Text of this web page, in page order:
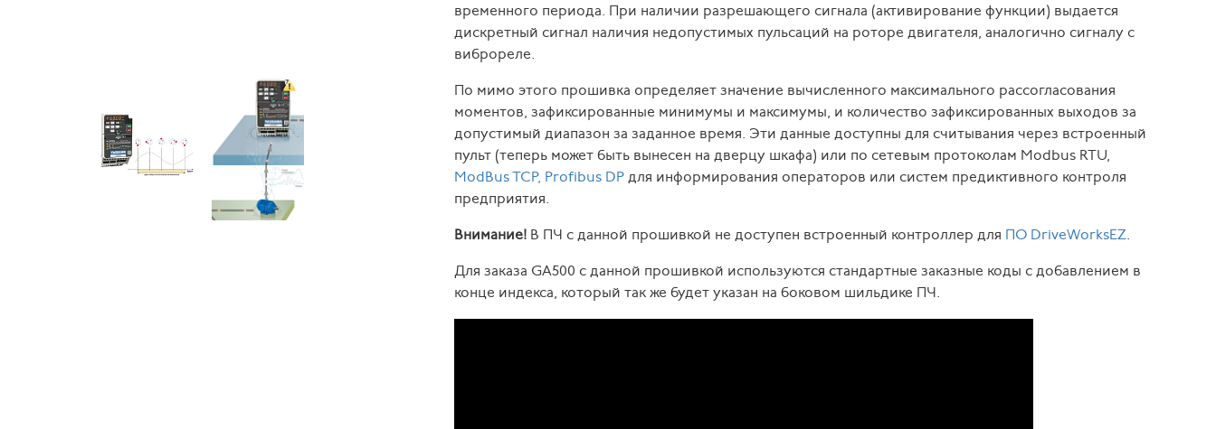
временного периода. При наличии разрешающего сигнала (активирование функции) выдается
дискретный сигнал наличия недопустимых пульсаций на роторе двигателя, аналогично сигналу с
виброреле.
По мимо этого прошивка определяет значение вычисленного максимального рассогласования
моментов, зафиксированные минимумы и максимумы, и количество зафиксированных выходов за
допустимый диапазон за заданное время. Эти данные доступны для считывания через встроенный
пульт (теперь может быть вынесен на дверцу шкафа) или по сетевым протоколам Modbus RTU,
ModBus TCP, Profibus DP для информирования операторов или систем предиктивного контроля
предприятия.
Внимание! В ПЧ с данной прошивкой не доступен встроенный контроллер для ПО DriveWorksEZ.
Для заказа GA500 с данной прошивкой используются стандартные заказные коды с добавлением в
конце индекса, который так же будет указан на боковом шильдике ПЧ.